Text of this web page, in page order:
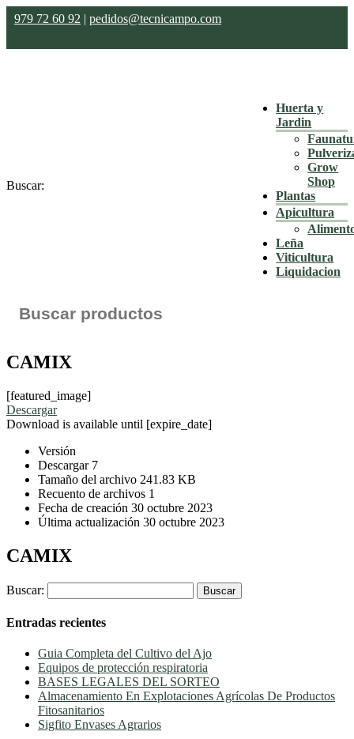
979 72 60 92 | pedidos@tecnicampo.com
Huerta y
Jardin
Grow
Shop
Plantas
Apicultura
Leña
Viticultura
Liquidacion
Buscar:
CAMIX
[featured_image]
Descargar
Download is available until [expire_date]
Versión
Descargar 7
Tamaño del archivo 241.83 KB
Recuento de archivos 1
Fecha de creación 30 octubre 2023
Última actualización 30 octubre 2023
CAMIX
Buscar:
Entradas recientes
Guia Completa del Cultivo del Ajo
Equipos de protección respiratoria
BASES LEGALES DEL SORTEO
Almacenamiento En Explotaciones Agrícolas De Productos
Fitosanitarios
Sigfito Envases Agrarios